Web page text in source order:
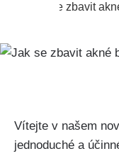
Jak se zbavit
‌Vítejte v našem
jednoduché a